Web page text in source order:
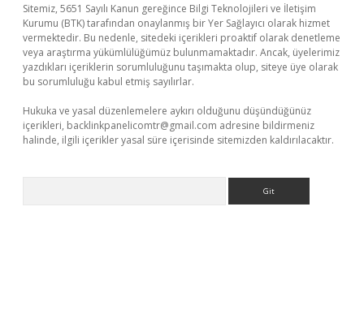
Sitemiz, 5651 Sayılı Kanun gereğince Bilgi Teknolojileri ve İletişim
Kurumu (BTK) tarafından onaylanmış bir Yer Sağlayıcı olarak hizmet
vermektedir. Bu nedenle, sitedeki içerikleri proaktif olarak denetleme
veya araştırma yükümlülüğümüz bulunmamaktadır. Ancak, üyelerimiz
yazdıkları içeriklerin sorumluluğunu taşımakta olup, siteye üye olarak
bu sorumluluğu kabul etmiş sayılırlar.
Hukuka ve yasal düzenlemelere aykırı olduğunu düşündüğünüz
içerikleri, backlinkpanelicomtr@gmail.com adresine bildirmeniz
halinde, ilgili içerikler yasal süre içerisinde sitemizden kaldırılacaktır.